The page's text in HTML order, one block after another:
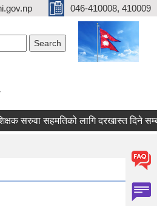
046-410008, 410009
शिक्षक सरुवा सहमतिको लागि दरखास्त दिने